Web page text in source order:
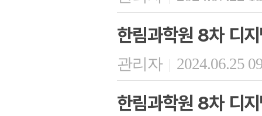
한림과학원 8차 디
관리자 | 2024.06.25
한림과학원 8차 디